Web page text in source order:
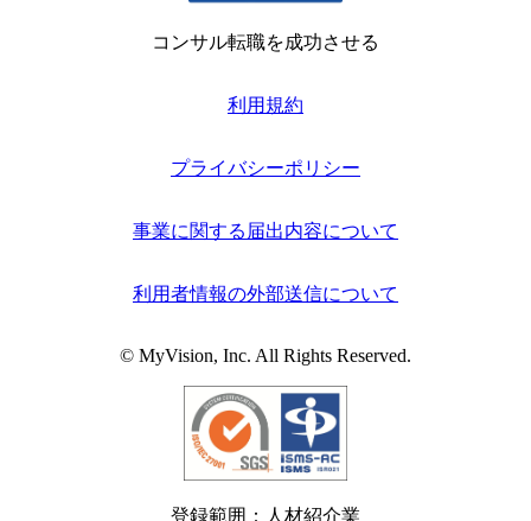
コンサル転職を成功させる
利用規約
プライバシーポリシー
事業に関する届出内容について
利用者情報の外部送信について
© MyVision, Inc. All Rights Reserved.
登録範囲：人材紹介業